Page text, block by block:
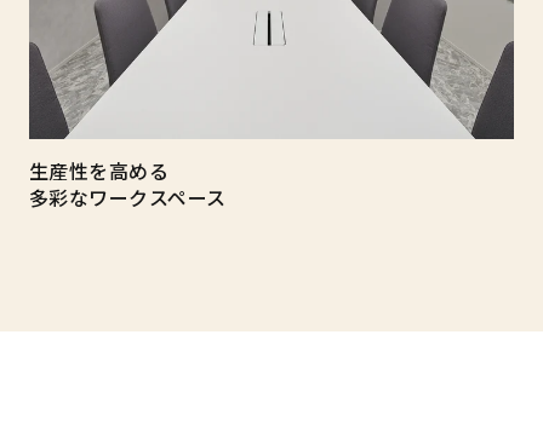
生産性を高める
多彩なワークスペース